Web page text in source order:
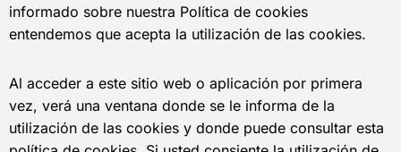
informado sobre nuestra Política de cookies
entendemos que acepta la utilización de las cookies.
Al acceder a este sitio web o aplicación por primera
vez, verá una ventana donde se le informa de la
utilización de las cookies y donde puede consultar esta